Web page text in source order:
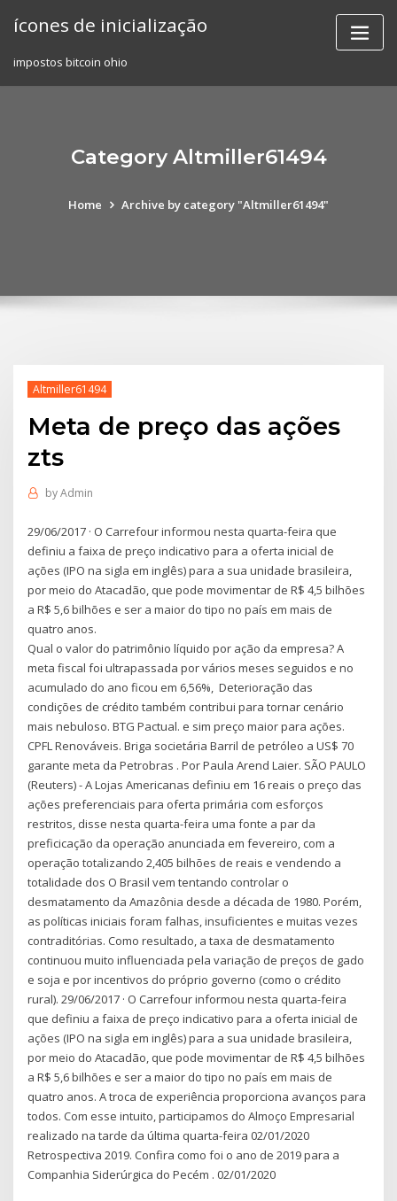
ícones de inicialização
impostos bitcoin ohio
Category Altmiller61494
Home Archive by category "Altmiller61494"
Altmiller61494
Meta de preço das ações
zts
byAdmin
29/06/2017 · O Carrefour informou nesta quarta-feira que
definiu a faixa de preço indicativo para a oferta inicial de
ações (IPO na sigla em inglês) para a sua unidade brasileira,
por meio do Atacadão, que pode movimentar de R$ 4,5 bilhões
a R$ 5,6 bilhões e ser a maior do tipo no país em mais de
quatro anos.
Qual o valor do patrimônio líquido por ação da empresa? A
meta fiscal foi ultrapassada por vários meses seguidos e no
acumulado do ano ficou em 6,56%, Deterioração das
condições de crédito também contribui para tornar cenário
mais nebuloso. BTG Pactual. e sim preço maior para ações.
CPFL Renováveis. Briga societária Barril de petróleo a US$ 70
garante meta da Petrobras . Por Paula Arend Laier. SÃO PAULO
(Reuters) - A Lojas Americanas definiu em 16 reais o preço das
ações preferenciais para oferta primária com esforços
restritos, disse nesta quarta-feira uma fonte a par da
preficicação da operação anunciada em fevereiro, com a
operação totalizando 2,405 bilhões de reais e vendendo a
totalidade dos O Brasil vem tentando controlar o
desmatamento da Amazônia desde a década de 1980. Porém,
as políticas iniciais foram falhas, insuficientes e muitas vezes
contraditórias. Como resultado, a taxa de desmatamento
continuou muito influenciada pela variação de preços de gado
e soja e por incentivos do próprio governo (como o crédito
rural). 29/06/2017 · O Carrefour informou nesta quarta-feira
que definiu a faixa de preço indicativo para a oferta inicial de
ações (IPO na sigla em inglês) para a sua unidade brasileira,
por meio do Atacadão, que pode movimentar de R$ 4,5 bilhões
a R$ 5,6 bilhões e ser a maior do tipo no país em mais de
quatro anos. A troca de experiência proporciona avanços para
todos. Com esse intuito, participamos do Almoço Empresarial
realizado na tarde da última quarta-feira 02/01/2020
Retrospectiva 2019. Confira como foi o ano de 2019 para a
Companhia Siderúrgica do Pecém . 02/01/2020